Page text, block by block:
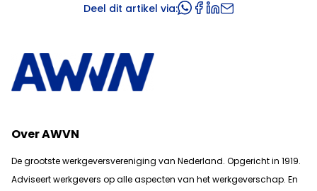
Deel dit artikel via:
Over AWVN
De grootste werkgeversvereniging van Nederland. Opgericht in 1919.
Adviseert werkgevers op alle aspecten van het werkgeverschap. En